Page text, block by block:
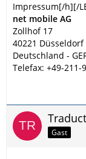
Impressum[/h][/
net mobile AG
Zollhof 17
40221 Düsseldorf
Deutschland -
Telefax: +49-
Gast